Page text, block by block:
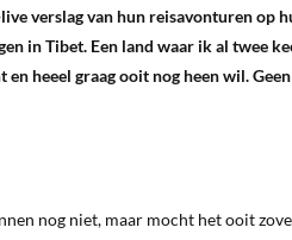
verslag van hun reisavonturen op
in Tibet. Een land waar ik al twee
heeel graag ooit nog heen wil. Geen
nog niet, maar mocht het ooit